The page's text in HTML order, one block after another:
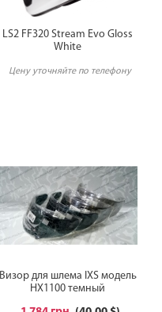
LS2 FF320 Stream Evo Gloss
White
Цену уточняйте по телефону
Визор для шлема IXS модель
HX1100 темный